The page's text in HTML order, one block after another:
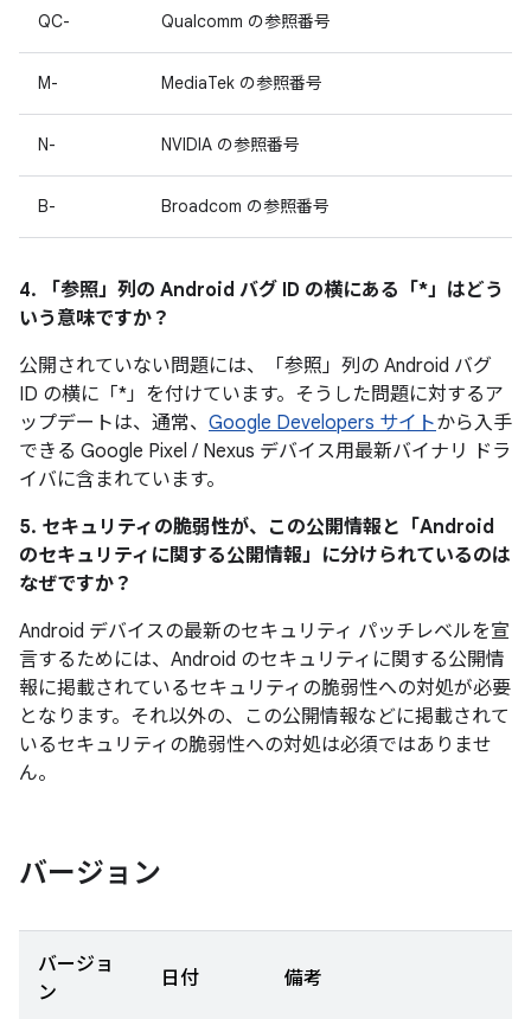
QC- Qualcomm の参照番号
M- MediaTek の参照番号
N- NVIDIA の参照番号
B- Broadcom の参照番号
4. 「参照」 列の Android バグ ID の横にある「*」はどう
いう意味ですか？
公開されていない問題には、「参照」列の Android バグ
ID の横に「*」を付けています。そうした問題に対するア
ップデートは、通常、 Google Developers サイトから入手
できる Google Pixel / Nexus デバイス用最新バイナリ ドラ
イバに含まれています。
5. セキュリティの脆弱性が、この公開情報と「Android
のセキュリティに関する公開情報」に分けられているのは
なぜですか？
Android デバイスの最新のセキュリティ パッチレベルを宣
言するためには、Android のセキュリティに関する公開情
報に掲載されているセキュリティの脆弱性への対処が必要
となります。それ以外の、この公開情報などに掲載されて
いるセキュリティの脆弱性への対処は必須ではありませ
ん。
バージョン
バージョ
ン
日付 備考